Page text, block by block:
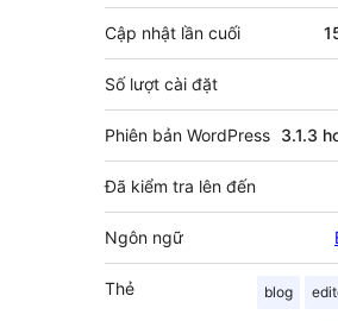
Cập nhật lần cuối
Số lượt cài đặt
Phiên bản WordPress 3.1.3
Đã kiểm tra lên đến
Ngôn ngữ
Thẻ blog